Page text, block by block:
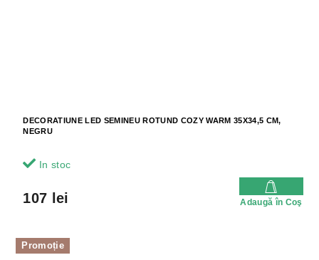
DECORATIUNE LED SEMINEU ROTUND COZY WARM 35X34,5 CM,
NEGRU
In stoc
107 lei Adaugă în Coş
Promoție